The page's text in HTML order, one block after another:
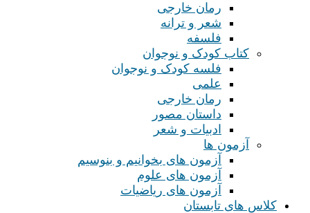
رمان خارجی
شعر و ترانه
فلسفه
کتاب کودک و نوجوان
فلسه کودک و نوجوان
علمی
رمان خارجی
داستان مصور
ادبیات و شعر
آزمون ها
آزمون های بخوانیم و بنوسیم
آزمون های علوم
آزمون های ریاضیات
کلاس های تابستان